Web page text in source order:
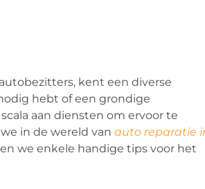
kent een diverse
hebt of een grondige
aan diensten om ervoor te
in de wereld van auto reparatie
we enkele handige tips voor het